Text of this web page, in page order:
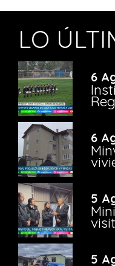
LO
6
6
5
5